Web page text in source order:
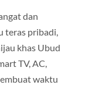
dan
teras pribadi,
khas Ubud
TV, AC,
waktu